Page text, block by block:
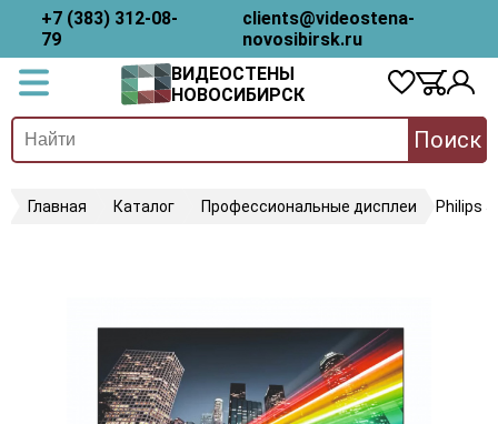
+7 (383) 312-08-
79
clients@videostena-
novosibirsk.ru
ВИДЕОСТЕНЫ
НОВОСИБИРСК
Поиск
Главная Каталог Профессиональные дисплеи Philips